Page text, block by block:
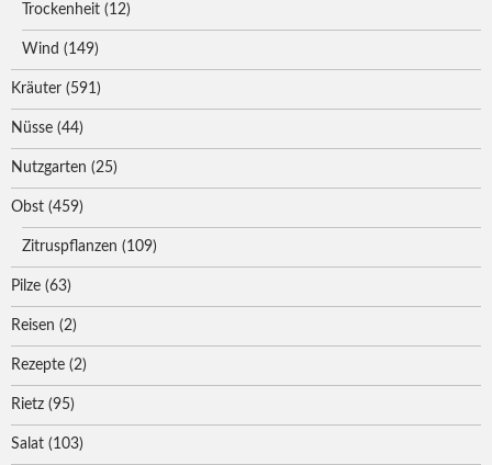
Trockenheit (12)
Wind (149)
Kräuter (591)
Nüsse (44)
Nutzgarten (25)
Obst (459)
Zitruspflanzen (109)
Pilze (63)
Reisen (2)
Rezepte (2)
Rietz (95)
Salat (103)